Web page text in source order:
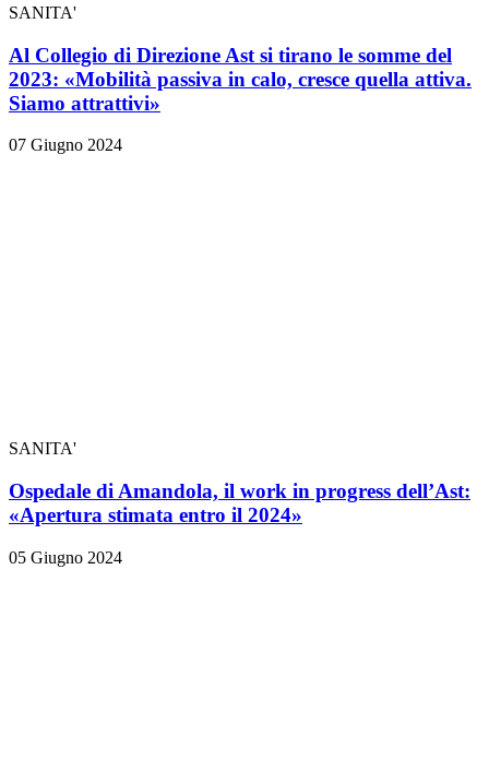
SANITA'
Al Collegio di Direzione Ast si tirano le somme del
2023: «Mobilità passiva in calo, cresce quella attiva.
Siamo attrattivi»
07 Giugno 2024
SANITA'
Ospedale di Amandola, il work in progress dell’Ast:
«Apertura stimata entro il 2024»
05 Giugno 2024